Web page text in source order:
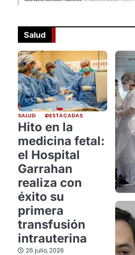
Salud
SALUD DESTACADAS
Hito en la
medicina fetal:
el Hospital
Garrahan
realiza con
éxito su
primera
transfusión
intrauterina
26 julio, 2026